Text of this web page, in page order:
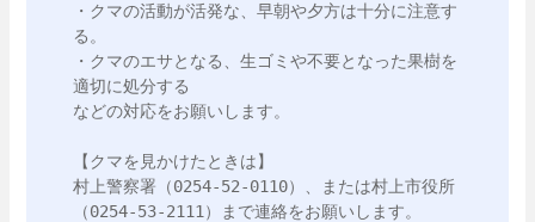
・クマの活動が活発な、早朝や夕方は十分に注意す
る。
・クマのエサとなる、生ゴミや不要となった果樹を
適切に処分する
などの対応をお願いします。
【クマを見かけたときは】
村上警察署（0254-52-0110）、または村上市役所
（0254-53-2111）まで連絡をお願いします。